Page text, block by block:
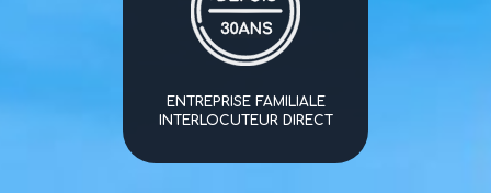
ENTREPRISE FAMILIALE
INTERLOCUTEUR DIRECT